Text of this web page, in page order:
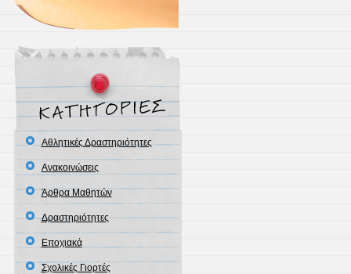
Αθλητικές Δραστηριότητες
Ανακοινώσεις
Άρθρα Μαθητών
Δραστηριότητες
Εποχιακά
Σχολικές Γιορτές